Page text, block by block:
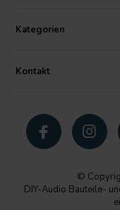
Kategorien
Kontakt
©
DIY-Audio Bauteile-